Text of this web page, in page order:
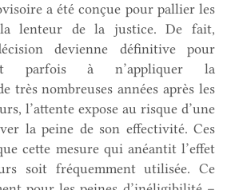
a été conçue pour pallier les
lenteur de la justice. De fait,
devienne définitive pour
parfois à n’appliquer la
très nombreuses années après les
l’attente expose au risque d’une
la peine de son effectivité. Ces
cette mesure qui anéantit l’effet
soit fréquemment utilisée. Ce